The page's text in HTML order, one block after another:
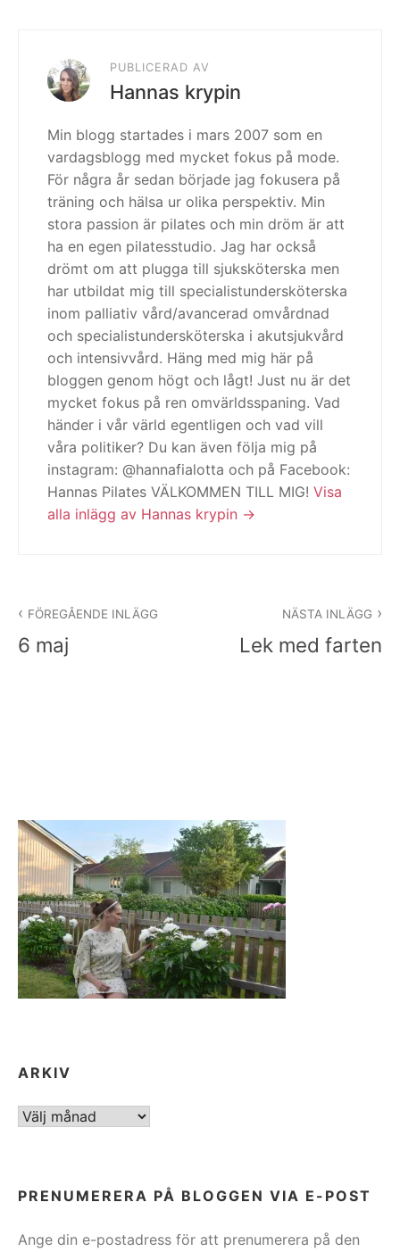
PUBLICERAD AV
Hannas krypin
Min blogg startades i mars 2007 som en
vardagsblogg med mycket fokus på mode.
För några år sedan började jag fokusera på
träning och hälsa ur olika perspektiv. Min
stora passion är pilates och min dröm är att
ha en egen pilatesstudio. Jag har också
drömt om att plugga till sjuksköterska men
har utbildat mig till specialistundersköterska
inom palliativ vård/avancerad omvårdnad
och specialistundersköterska i akutsjukvård
och intensivvård. Häng med mig här på
bloggen genom högt och lågt! Just nu är det
mycket fokus på ren omvärldsspaning. Vad
händer i vår värld egentligen och vad vill
våra politiker? Du kan även följa mig på
instagram: @hannafialotta och på Facebook:
Hannas Pilates VÄLKOMMEN TILL MIG! Visa
alla inlägg av Hannas krypin
FÖREGÅENDE INLÄGG
6 maj
NÄSTA INLÄGG
Lek med farten
ARKIV
ARKIV
PRENUMERERA PÅ BLOGGEN VIA E-POST
Ange din e-postadress för att prenumerera på den